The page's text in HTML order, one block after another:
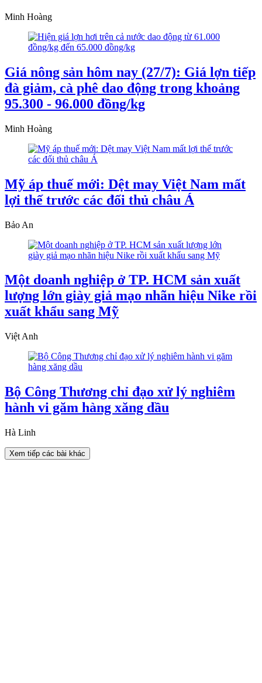
Minh Hoàng
Giá nông sản hôm nay (27/7): Giá lợn tiếp
đà giảm, cà phê dao động trong khoảng
95.300 - 96.000 đồng/kg
Minh Hoàng
Mỹ áp thuế mới: Dệt may Việt Nam mất
lợi thế trước các đối thủ châu Á
Bảo An
Một doanh nghiệp ở TP. HCM sản xuất
lượng lớn giày giả mạo nhãn hiệu Nike rồi
xuất khẩu sang Mỹ
Việt Anh
Bộ Công Thương chỉ đạo xử lý nghiêm
hành vi găm hàng xăng dầu
Hà Linh
Xem tiếp các bài khác